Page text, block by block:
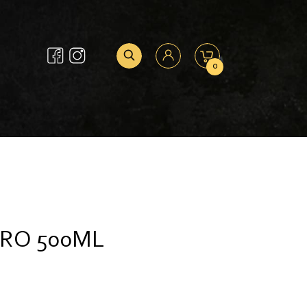
0
500ML